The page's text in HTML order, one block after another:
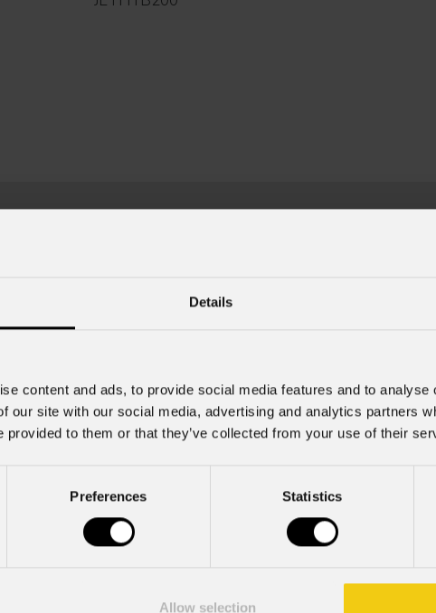
Details
content and ads, to provide social media features and to
our site with our social media, advertising and analytics partners
provided to them or that they’ve collected from your use of their
Preferences Statistics
Allow selection
Cell.